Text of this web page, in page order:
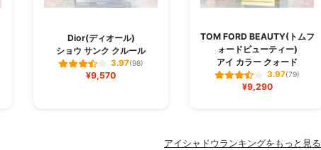
Dior(ディオール)
ショウ サンク クルール
3.97(98)
¥9,570
TOM FORD BEAUTY(トムフ
ォードビューティー)
アイ カラー クォード
3.97(79)
¥9,290
アイシャドウランキングをもっと見る